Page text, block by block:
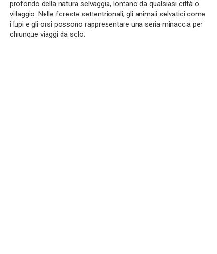
profondo della natura selvaggia, lontano da qualsiasi città o
villaggio. Nelle foreste settentrionali, gli animali selvatici come
i lupi e gli orsi possono rappresentare una seria minaccia per
chiunque viaggi da solo.